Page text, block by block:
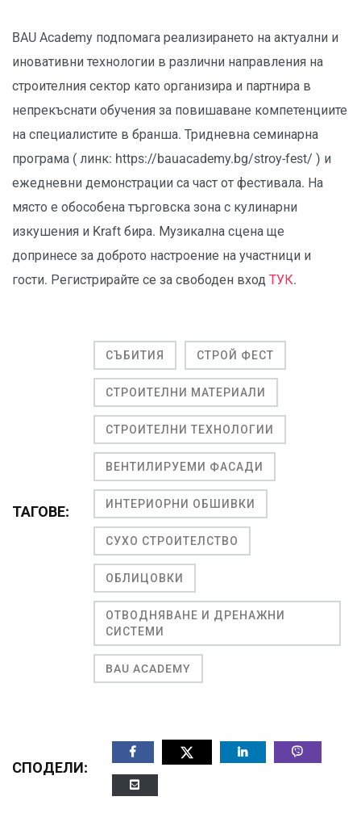
BAU Academy подпомага реализирането на актуални и
иновативни технологии в различни направления на
строителния сектор като организира и партнира в
непрекъснати обучения за повишаване компетенциите
на специалистите в бранша. Тридневна семинарна
програма ( линк: https://bauacademy.bg/stroy-fest/ ) и
ежедневни демонстрации са част от фестивала. На
място е обособена търговска зона с кулинарни
изкушения и Kraft бира. Музикална сцена ще
допринесе за доброто настроение на участници и
гости. Регистрирайте се за свободен вход ТУК.
ТАГОВЕ:
СЪБИТИЯ СТРОЙ ФЕСТ
СТРОИТЕЛНИ МАТЕРИАЛИ
СТРОИТЕЛНИ ТЕХНОЛОГИИ
ВЕНТИЛИРУЕМИ ФАСАДИ
ИНТЕРИОРНИ ОБШИВКИ
СУХО СТРОИТЕЛСТВО
ОБЛИЦОВКИ
ОТВОДНЯВАНЕ И ДРЕНАЖНИ
СИСТЕМИ
BAU ACADEMY
СПОДЕЛИ: